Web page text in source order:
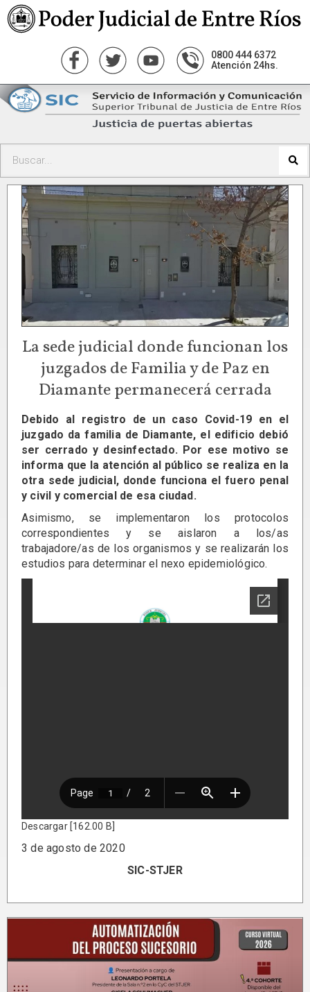
0800 444 6372
Atención 24hs.
La sede judicial donde funcionan los
juzgados de Familia y de Paz en
Diamante permanecerá cerrada
Debido al registro de un caso Covid-19 en el
juzgado da familia de Diamante, el edificio debió
ser cerrado y desinfectado. Por ese motivo se
informa que la atención al público se realiza en la
otra sede judicial, donde funciona el fuero penal
y civil y comercial de esa ciudad.
Asimismo, se implementaron los protocolos
correspondientes y se aislaron a los/as
trabajadore/as de los organismos y se realizarán los
estudios para determinar el nexo epidemiológico.
Descargar [162.00 B]
3 de agosto de 2020
SIC-STJER